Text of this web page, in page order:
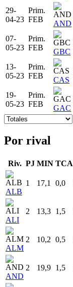
29-
04-23
Prim.
FEB
AND
07-
05-23
Prim.
FEB
GBC
13-
05-23
Prim.
FEB
CAS
19-
05-23
Prim.
FEB
GAC
Por rival
Riv. PJ MIN TCA
ALB
1 17,1 0,0
ALI
2 13,3 1,5
ALM
2 10,2 0,5
AND
2 19,9 1,5